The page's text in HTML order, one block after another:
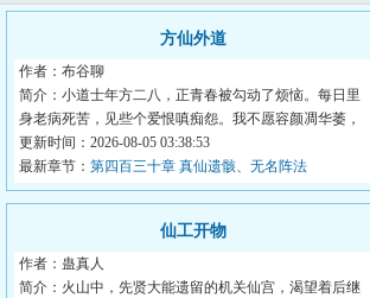
方仙外道
作者：布谷聊
简介：小道士年方二八，正青春被勾动了烦恼。每日里
身老病死苦，见些个爱恨嗔痴怨。我不愿容颜凋华萎，
我...
更新时间：2026-08-05 03:38:53
最新章节： 第四百三十章 真仙遗骸、无名阵法
仙工开物
作者：蛊真人
简介：火山中，先贤大能遗留的机关仙宫，渴望着后继